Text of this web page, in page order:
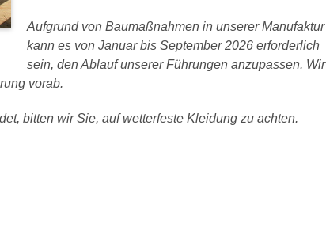
Aufgrund von Baumaßnahmen in unserer Manufaktur
kann es von Januar bis September 2026 erforderlich
sein, den Ablauf unserer Führungen anzupassen. Wir
vorab.
bitten wir Sie, auf wetterfeste Kleidung zu achten.